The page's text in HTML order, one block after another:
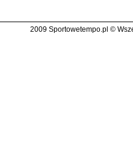
2009 Sportowetempo.pl ©